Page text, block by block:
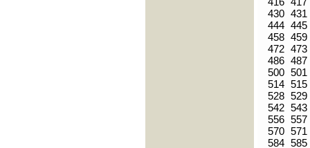
430 431
444 445
458 459
472 473
486 487
500 501
514 515
528 529
542 543
556 557
570 571
584 585